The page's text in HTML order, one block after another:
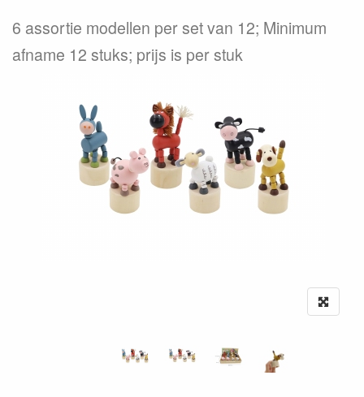
6 assortie modellen per set van 12; Minimum
afname 12 stuks; prijs is per stuk